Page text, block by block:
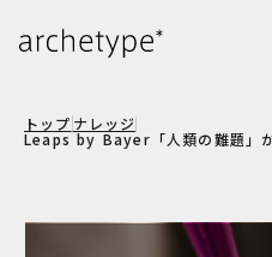
トップ ナレッジ
Leaps by Bayer「人類の難題」